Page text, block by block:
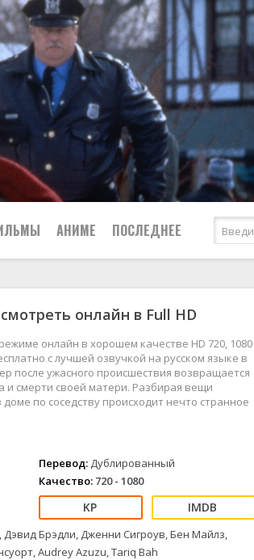
Мелодрамы
Приключения
Семейные
Спорт
Триллеры
Фэнтези
АНИМЕ ПОСЛЕДНЕЕ
2024
2023
2022
2021
СССР
Фильмы из соцетей
онлайн в Full HD
онлайн в хорошем качестве HD 720, 1080
с лучшей озвучкой на русском языке в
после ужасного происшествия возвращается
смерти своей матери. Разбирая вещи
по соседству происходит нечто странное
Перевод: Дублированный
Качество: 720 - 1080
Брэдли, Дженни Сигроув, Бен Майлз,
Audrey Azuzu, Tariq Bah